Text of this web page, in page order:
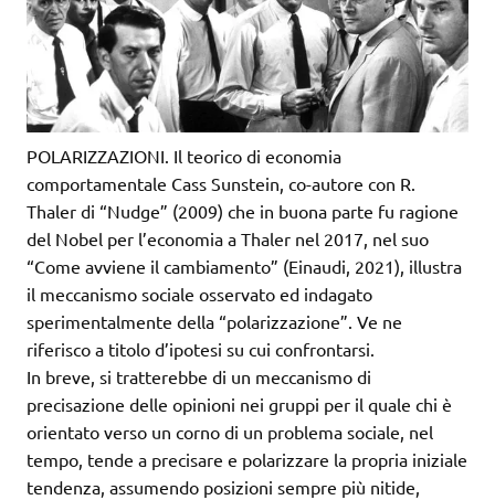
POLARIZZAZIONI. Il teorico di economia
comportamentale Cass Sunstein, co-autore con R.
Thaler di “Nudge” (2009) che in buona parte fu ragione
del Nobel per l’economia a Thaler nel 2017, nel suo
“Come avviene il cambiamento” (Einaudi, 2021), illustra
il meccanismo sociale osservato ed indagato
sperimentalmente della “polarizzazione”. Ve ne
riferisco a titolo d’ipotesi su cui confrontarsi.
In breve, si tratterebbe di un meccanismo di
precisazione delle opinioni nei gruppi per il quale chi è
orientato verso un corno di un problema sociale, nel
tempo, tende a precisare e polarizzare la propria iniziale
tendenza, assumendo posizioni sempre più nitide,